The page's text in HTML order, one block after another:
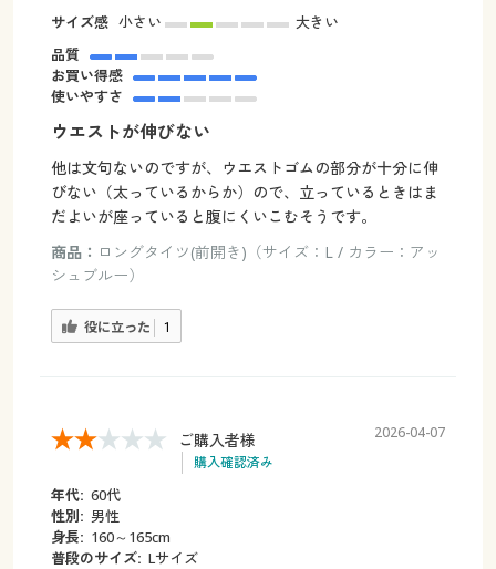
サイズ感 小さい
大きい
品質
お買い得感
使いやすさ
ウエストが伸びない
他は文句ないのですが、ウエストゴムの部分が十分に伸
びない（太っているからか）ので、立っているときはま
だよいが座っていると腹にくいこむそうです。
商品： ロングタイツ(前開き)（サイズ：L / カラー：アッ
シュブルー）
役に立った 1
ご購入者様
購入確認済み
2026-04-07
年代: 60代
性別: 男性
身長: 160～165cm
普段のサイズ: Lサイズ